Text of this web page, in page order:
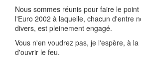
Nous sommes réunis pour faire le
l'Euro 2002 à laquelle, chacun d'entre
divers, est pleinement engagé.
Vous n'en voudrez pas, je l'espère, à
d'ouvrir le feu.